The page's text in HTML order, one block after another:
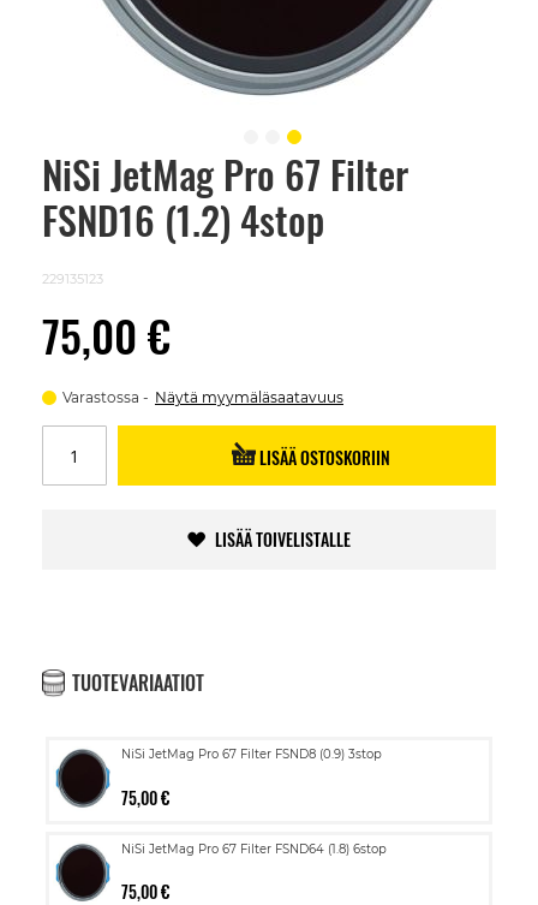
NiSi JetMag Pro 67 Filter
FSND16 (1.2) 4stop
229135123
75,00 €
Varastossa Näytä myymäläsaatavuus
LISÄÄ OSTOSKORIIN
LISÄÄ TOIVELISTALLE
TUOTEVARIAATIOT
NiSi JetMag Pro 67 Filter FSND8 (0.9) 3stop
75,00 €
NiSi JetMag Pro 67 Filter FSND64 (1.8) 6stop
75,00 €
Skip
beginning
images